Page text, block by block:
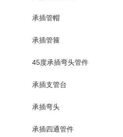
承插管帽
承插管箍
45度承插弯头管件
承插支管台
承插弯头
承插四通管件